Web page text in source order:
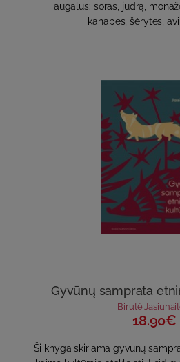
augalus: soras, judrą,
kanapes, šėrytes,
Gyvūnų samprata
Birutė
18.90€
Ši knyga skiriama gyvūnų